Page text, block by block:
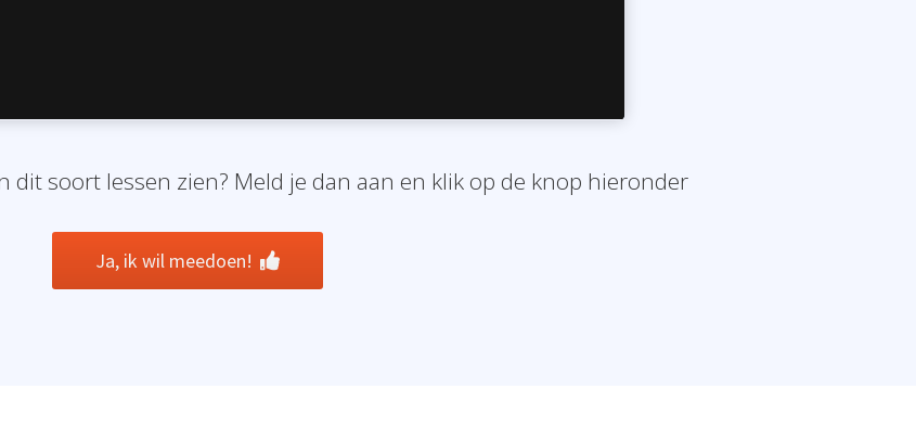
dit soort lessen zien? Meld je dan aan en klik op de knop hieronder
Ja, ik wil meedoen!